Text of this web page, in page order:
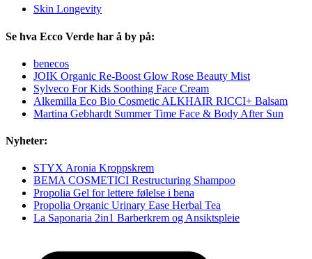
Skin Longevity
Se hva Ecco Verde har å by på:
benecos
JOIK Organic Re-Boost Glow Rose Beauty Mist
Sylveco For Kids Soothing Face Cream
Alkemilla Eco Bio Cosmetic ALKHAIR RICCI+ Balsam
Martina Gebhardt Summer Time Face & Body After Sun
Nyheter:
STYX Aronia Kroppskrem
BEMA COSMETICI Restructuring Shampoo
Propolia Gel for lettere følelse i bena
Propolia Organic Urinary Ease Herbal Tea
La Saponaria 2in1 Barberkrem og Ansiktspleie